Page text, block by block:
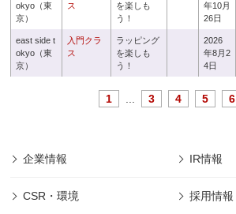
okyo（東
京）
ス
を楽しも
う！
年10月
26日
east side t
okyo（東
京）
入門クラ
ス
ラッピング
を楽しも
う！
2026
年8月2
4日
1 3 4 5 6
企業情報 IR情報
CSR・環境 採用情報